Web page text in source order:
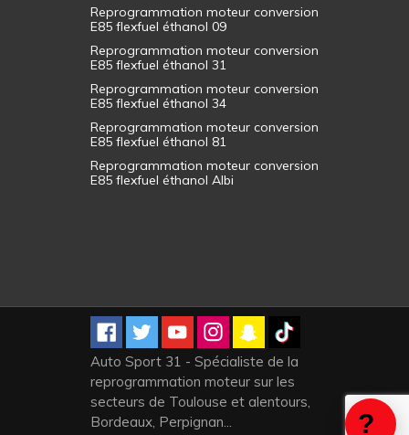
Reprogrammation moteur conversion
E85 flexfuel éthanol 09
Reprogrammation moteur conversion
E85 flexfuel éthanol 31
Reprogrammation moteur conversion
E85 flexfuel éthanol 34
Reprogrammation moteur conversion
E85 flexfuel éthanol 81
Reprogrammation moteur conversion
E85 flexfuel éthanol Albi
Auto Sport 31 - Spécialiste de la
reprogrammation moteur sur les
secteurs de Toulouse et alentours,
Bordeaux, Perpignan...